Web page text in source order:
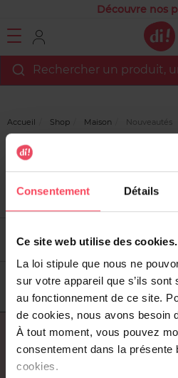
Consentement Détails
Ce site web utilise des cookies.
La loi stipule que nous ne
sur votre appareil que s’ils
au fonctionnement de ce site.
de cookies, nous avons besoin
À tout moment, vous pouvez
consentement dans la présente
cookies.
Découvre nos
Rechercher un produit,
Accueil Shop Maison Nouveautés
Tri
À propos de nous
Nos services